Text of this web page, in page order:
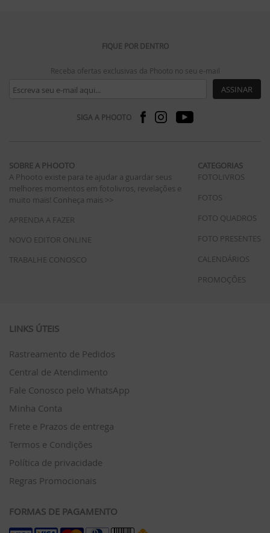
FIQUE POR DENTRO
Receba ofertas exclusivas da Phooto no seu e-mail
ASSINAR
SIGA A PHOOTO
SOBRE A PHOOTO
A Phooto existe para te ajudar a guardar seus
melhores momentos em fotolivros, revelações e
muito mais! Conheça mais >>
APRENDA A FAZER
NOVO EDITOR ONLINE
TRABALHE CONOSCO
CATEGORIAS
FOTOLIVROS
FOTOS
FOTO QUADROS
FOTO PRESENTES
CALENDÁRIOS
PROMOÇÕES
LINKS ÚTEIS
Rastreamento de Pedidos
Central de Atendimento
Fale Conosco pelo WhatsApp
Minha Conta
Frete e Prazos de entrega
Termos e Condições
Política de privacidade
Regras Promocionais
FORMAS DE PAGAMENTO